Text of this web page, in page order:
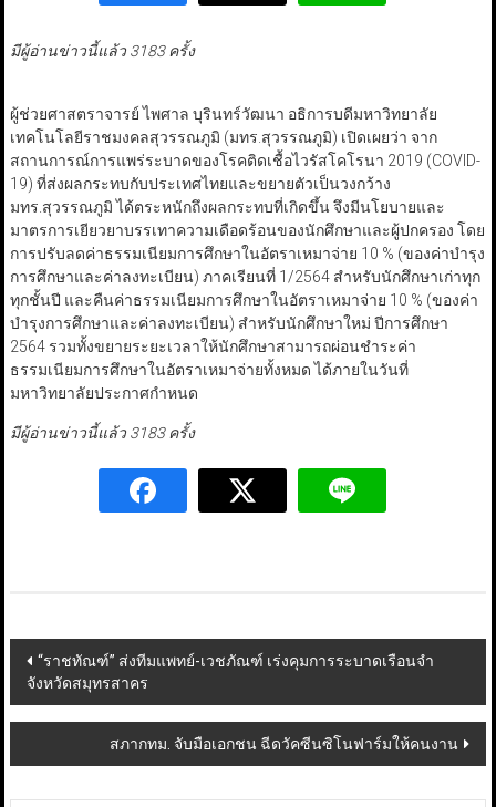
มีผู้อ่านข่าวนี้แล้ว 3183 ครั้ง
ผู้ช่วยศาสตราจารย์ ไพศาล บุรินทร์วัฒนา อธิการบดีมหาวิทยาลัย
เทคโนโลยีราชมงคลสุวรรณภูมิ (มทร.สุวรรณภูมิ) เปิดเผยว่า จาก
สถานการณ์การแพร่ระบาดของโรคติดเชื้อไวรัสโคโรนา 2019 (COVID-
19) ที่ส่งผลกระทบกับประเทศไทยและขยายตัวเป็นวงกว้าง
มทร.สุวรรณภูมิ ได้ตระหนักถึงผลกระทบที่เกิดขึ้น จึงมีนโยบายและ
มาตรการเยียวยาบรรเทาความเดือดร้อนของนักศึกษาและผู้ปกครอง โดย
การปรับลดค่าธรรมเนียมการศึกษาในอัตราเหมาจ่าย 10 % (ของค่าบำรุง
การศึกษาและค่าลงทะเบียน) ภาคเรียนที่ 1/2564 สำหรับนักศึกษาเก่าทุก
ทุกชั้นปี และคืนค่าธรรมเนียมการศึกษาในอัตราเหมาจ่าย 10 % (ของค่า
บำรุงการศึกษาและค่าลงทะเบียน) สำหรับนักศึกษาใหม่ ปีการศึกษา
2564 รวมทั้งขยายระยะเวลาให้นักศึกษาสามารถผ่อนชำระค่า
ธรรมเนียมการศึกษาในอัตราเหมาจ่ายทั้งหมด ได้ภายในวันที่
มหาวิทยาลัยประกาศกำหนด
มีผู้อ่านข่าวนี้แล้ว 3183 ครั้ง
Post
navigation
“ราชทัณฑ์” ส่งทีมแพทย์-เวชภัณฑ์ เร่งคุมการระบาดเรือนจำ
จังหวัดสมุทรสาคร
สภากทม. จับมือเอกชน ฉีดวัคซีนซิโนฟาร์มให้คนงาน